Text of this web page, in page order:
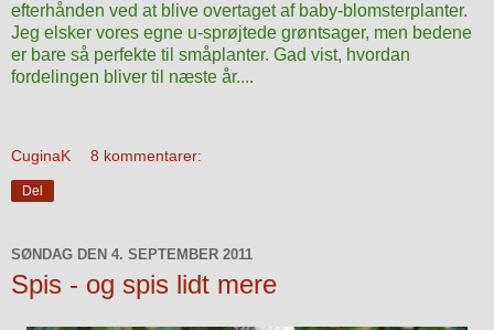
efterhånden ved at blive overtaget af baby-blomsterplanter.
Jeg elsker vores egne u-sprøjtede grøntsager, men bedene
er bare så perfekte til småplanter. Gad vist, hvordan
fordelingen bliver til næste år....
CuginaK 8 kommentarer:
Del
SØNDAG DEN 4. SEPTEMBER 2011
Spis - og spis lidt mere